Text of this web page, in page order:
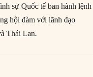
sự Quốc tế ban hành lệnh
hội đàm với lãnh đạo
Thái Lan.